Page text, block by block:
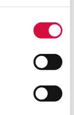
wenden Sie sich